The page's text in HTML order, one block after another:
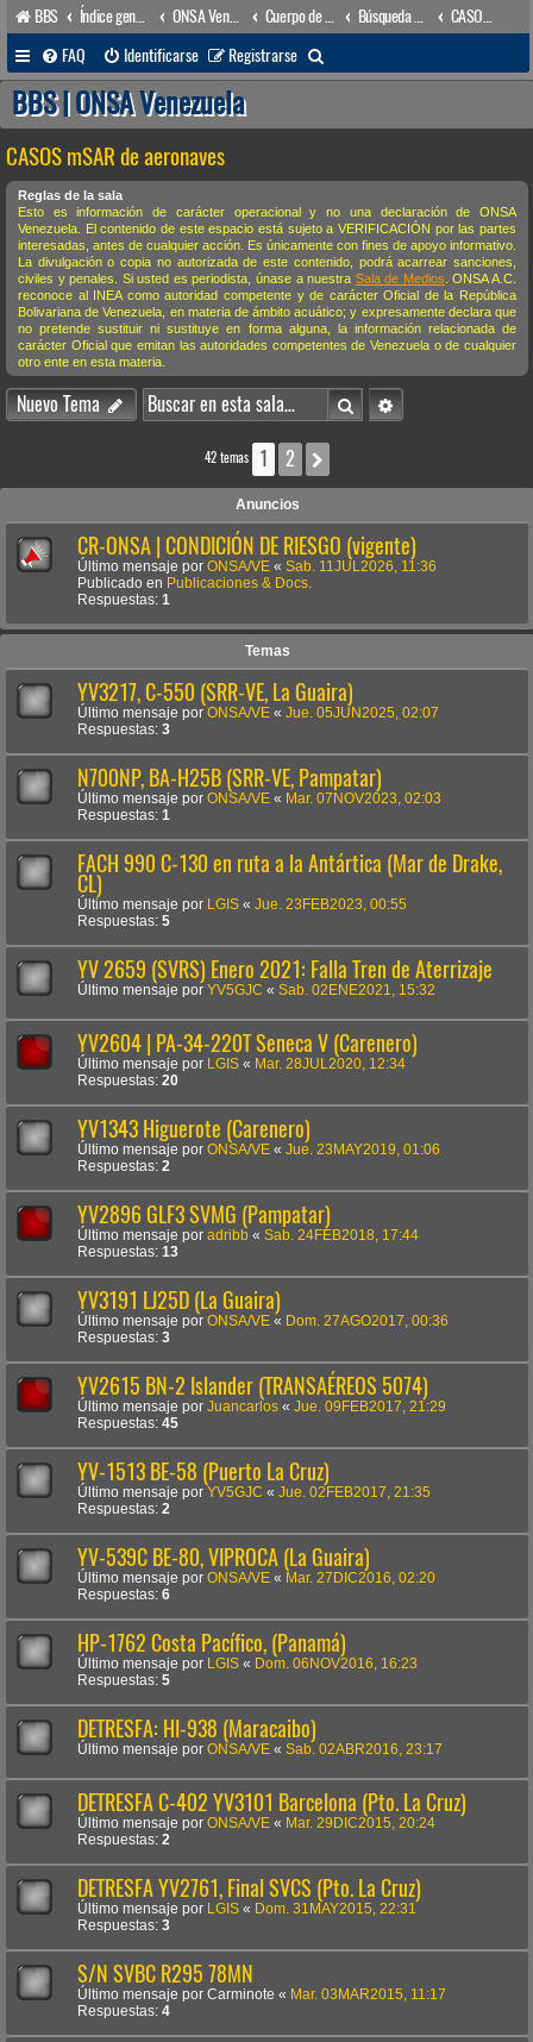
BBS Índice general ONSA Venezuela (acceso público)
FAQ
Identificarse Registrarse
u
a
r
BBS | ONSA Venezuela
CASOS mSAR de aeronaves
Reglas de la sala
Esto es información de carácter operacional y no una declaración de ONSA
Venezuela. El contenido de este espacio está sujeto a VERIFICACIÓN por las partes
interesadas, antes de cualquier acción. Es únicamente con fines de apoyo informativo.
La divulgación o copia no autorizada de este contenido, podrá acarrear sanciones,
civiles y penales. Si usted es periodista, únase a nuestra Sala de Medios . ONSA A.C.
reconoce al INEA como autoridad competente y de carácter Oficial de la República
Bolivariana de Venezuela, en materia de ámbito acuático; y expresamente declara que
no pretende sustituir ni sustituye en forma alguna, la información relacionada de
carácter Oficial que emitan las autoridades competentes de Venezuela o de cualquier
otro ente en esta materia.
Nuevo Tema BuscarBúsqueda avanzada
42 temas 1 2
Anuncios
CR-ONSA | CONDICIÓN DE RIESGO (vigente)
Último mensaje por ONSA/VE « Sab. 11JUL2026, 11:36
Publicado en Publicaciones & Docs.
Respuestas: 1
Temas
YV3217, C-550 (SRR-VE, La Guaira)
Último mensaje por ONSA/VE « Jue. 05JUN2025, 02:07
Respuestas: 3
N700NP, BA-H25B (SRR-VE, Pampatar)
Último mensaje por ONSA/VE « Mar. 07NOV2023, 02:03
Respuestas: 1
FACH 990 C-130 en ruta a la Antártica (Mar de Drake,
CL)
Último mensaje por LGIS « Jue. 23FEB2023, 00:55
Respuestas: 5
YV 2659 (SVRS) Enero 2021: Falla Tren de Aterrizaje
Último mensaje por YV5GJC « Sab. 02ENE2021, 15:32
YV2604 | PA-34-220T Seneca V (Carenero)
Último mensaje por LGIS « Mar. 28JUL2020, 12:34
Respuestas: 20
YV1343 Higuerote (Carenero)
Último mensaje por ONSA/VE « Jue. 23MAY2019, 01:06
Respuestas: 2
YV2896 GLF3 SVMG (Pampatar)
Último mensaje por adribb « Sab. 24FEB2018, 17:44
Respuestas: 13
YV3191 LJ25D (La Guaira)
Último mensaje por ONSA/VE « Dom. 27AGO2017, 00:36
Respuestas: 3
YV2615 BN-2 Islander (TRANSAÉREOS 5074)
Último mensaje por Juancarlos « Jue. 09FEB2017, 21:29
Respuestas: 45
YV-1513 BE-58 (Puerto La Cruz)
Último mensaje por YV5GJC « Jue. 02FEB2017, 21:35
Respuestas: 2
YV-539C BE-80, VIPROCA (La Guaira)
Último mensaje por ONSA/VE « Mar. 27DIC2016, 02:20
Respuestas: 6
HP-1762 Costa Pacífico, (Panamá)
Último mensaje por LGIS « Dom. 06NOV2016, 16:23
Respuestas: 5
DETRESFA: HI-938 (Maracaibo)
Último mensaje por ONSA/VE « Sab. 02ABR2016, 23:17
DETRESFA C-402 YV3101 Barcelona (Pto. La Cruz)
Último mensaje por ONSA/VE « Mar. 29DIC2015, 20:24
Respuestas: 2
DETRESFA YV2761, Final SVCS (Pto. La Cruz)
Último mensaje por LGIS « Dom. 31MAY2015, 22:31
Respuestas: 3
S/N SVBC R295 78MN
Último mensaje por Carminote « Mar. 03MAR2015, 11:17
Respuestas: 4